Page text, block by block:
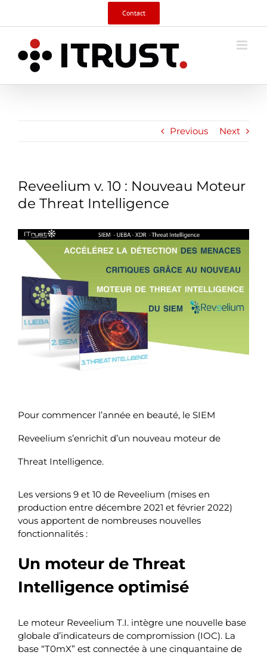
Contact
Previous Next
Reveelium v. 10 : Nouveau Moteur
de Threat Intelligence
View
Larger
Image
Pour commencer l’année en beauté, le SIEM
Reveelium s’enrichit d’un nouveau moteur de
Threat Intelligence.
Les versions 9 et 10 de Reveelium (mises en
production entre décembre 2021 et février 2022)
vous apportent de nombreuses nouvelles
fonctionnalités :
Un moteur de Threat
Intelligence optimisé
Le moteur Reveelium T.I. intègre une nouvelle base
globale d’indicateurs de compromission (IOC). La
base “T0mX” est connectée à une cinquantaine de